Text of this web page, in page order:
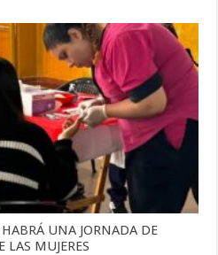
UNA JORNADA DE
LAS MUJERES